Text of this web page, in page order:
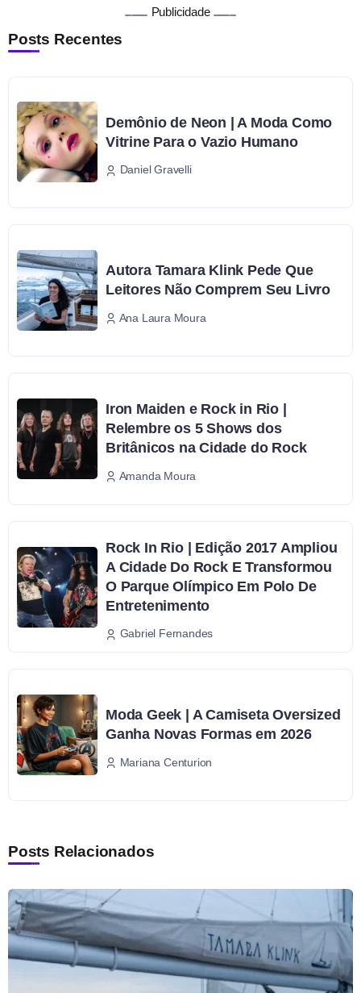
Publicidade
Posts Recentes
Demônio de Neon | A Moda Como
Vitrine Para o Vazio Humano
Daniel Gravelli
Autora Tamara Klink Pede Que
Leitores Não Comprem Seu Livro
Ana Laura Moura
Iron Maiden e Rock in Rio |
Relembre os 5 Shows dos
Britânicos na Cidade do Rock
Amanda Moura
Rock In Rio | Edição 2017 Ampliou
A Cidade Do Rock E Transformou
O Parque Olímpico Em Polo De
Entretenimento
Gabriel Fernandes
Moda Geek | A Camiseta Oversized
Ganha Novas Formas em 2026
Mariana Centurion
Posts Relacionados